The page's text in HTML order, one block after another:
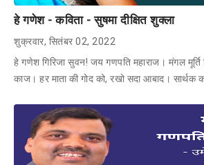
हे गणेश - कविता - सुषमा दीक्षित शुक्ला
शुक्रवार, सितंबर 02, 2022
हे गणेश गिरिजा सुवन! जय गणपति महाराज। मंगल
काज। हर माता की गोद को, रखो सदा आबाद। सार्थक